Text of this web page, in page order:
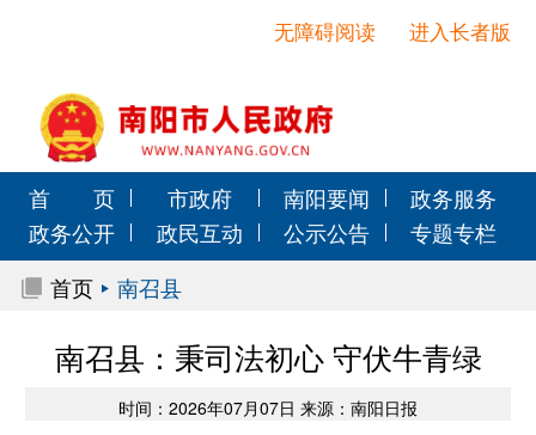
进入长者版
无障碍阅读
首 页 市政府 南阳要闻
政务服务
政务公开
政民互动 公示公告
专题专栏
首页
南召县
南召县：秉司法初心 守伏牛青绿
时间：2026年07月07日 来源：南阳日报